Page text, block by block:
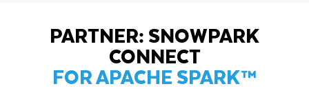
PARTNER: SNOWPARK
CONNECT
FOR APACHE SPARK™